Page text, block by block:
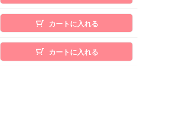
カートに入れる
カートに入れる